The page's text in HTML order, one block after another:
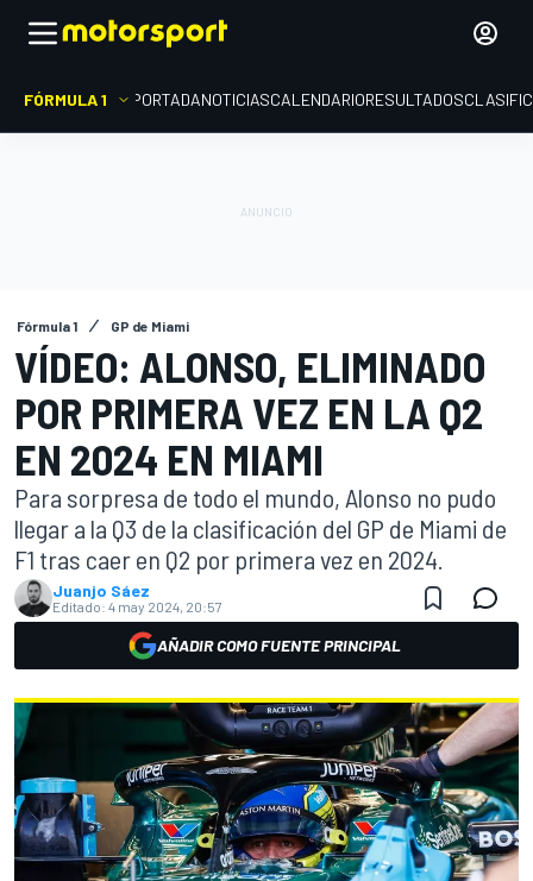
FÓRMULA 1 PORTADANOTICIASCALENDARIORESULTADOS
Fórmula 1 GP de Miami
VÍDEO: ALONSO, ELIMINADO
POR PRIMERA VEZ EN LA Q2
EN 2024 EN MIAMI
Para sorpresa de todo el mundo, Alonso no pudo
llegar a la Q3 de la clasificación del GP de Miami de
F1 tras caer en Q2 por primera vez en 2024.
Juanjo Sáez
Editado: 4 may 2024, 20:57
AÑADIR COMO FUENTE PRINCIPAL